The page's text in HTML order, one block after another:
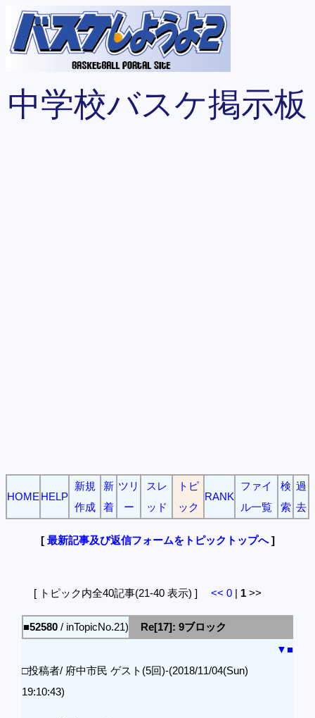
中学校バスケ掲示板
HOME HELP
新規
作成
新
着
ツリ
ー
スレ
ッド
トピ
ック
RANK
ファイ
ル一覧
検
索
過
去
[ 最新記事及び返信フォームをトピックトップへ]
[ トピック内全40記事(21-40 表示) ] << 0 | 1 >>
■52580 / inTopicNo.21)
Re[17]: 9ブロック
▼■
□投稿者/ 府中市民 ゲスト(5回)-(2018/11/04(Sun)
19:10:43)